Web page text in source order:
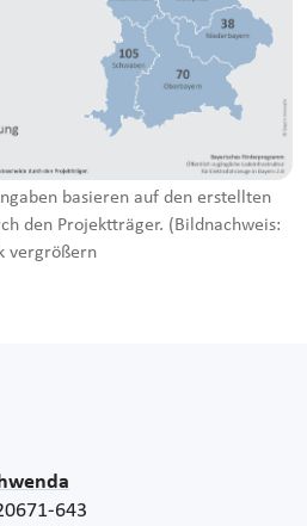
basieren auf den erstellten
den Projektträger. (Bildnachweis:
vergrößern
643